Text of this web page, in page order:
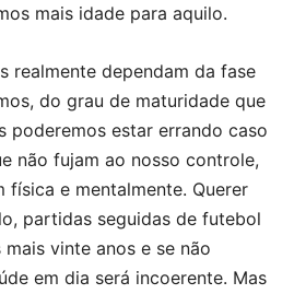
mais idade para aquilo.
realmente dependam da fase
do grau de maturidade que
poderemos estar errando caso
não fujam ao nosso controle,
física e mentalmente. Querer
partidas seguidas de futebol
vinte anos e se não
em dia será incoerente. Mas